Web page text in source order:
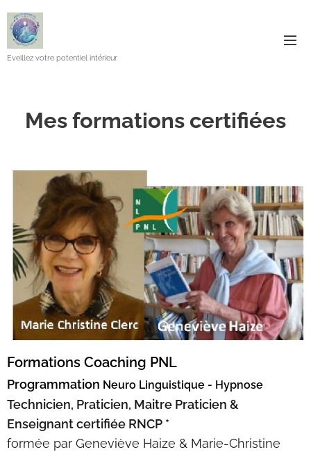
Eveillez votre potentiel intérieur
Mes formations certifiées
Formations Coaching PNL
Programmation Neuro Linguistique - Hypnose
Technicien, Praticien, Maitre Praticien &
Enseignantcertifiée RNCP *
formée par Geneviève Haize & Marie-Christine